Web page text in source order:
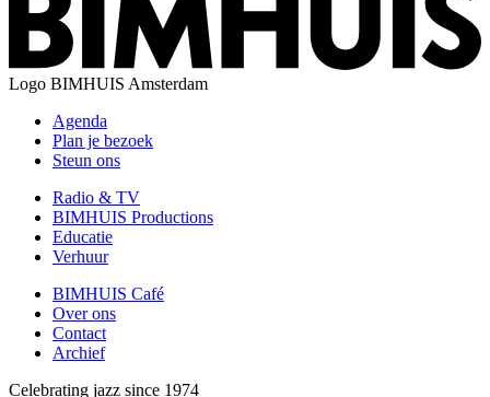
Logo BIMHUIS Amsterdam
Agenda
Plan je bezoek
Steun ons
Radio & TV
BIMHUIS Productions
Educatie
Verhuur
BIMHUIS Café
Over ons
Contact
Archief
Celebrating jazz since 1974